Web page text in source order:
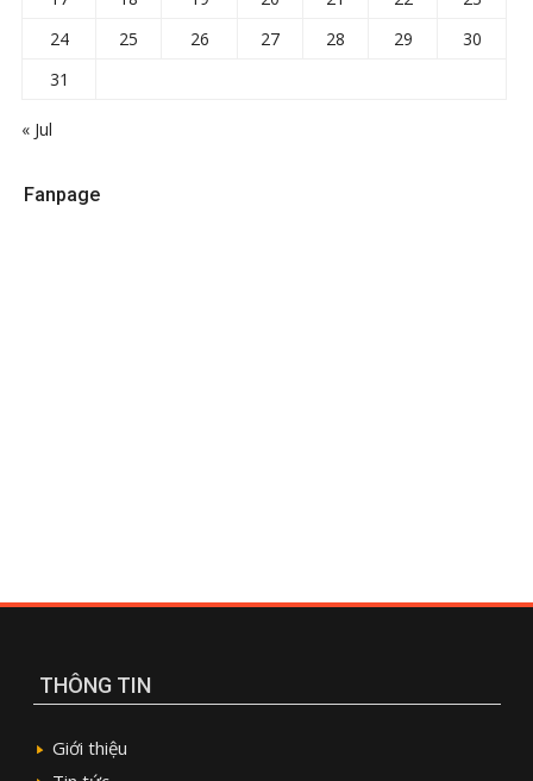
24
25 26 27 28 29
30
31
« Jul
Fanpage
THÔNG TIN
Giới thiệu